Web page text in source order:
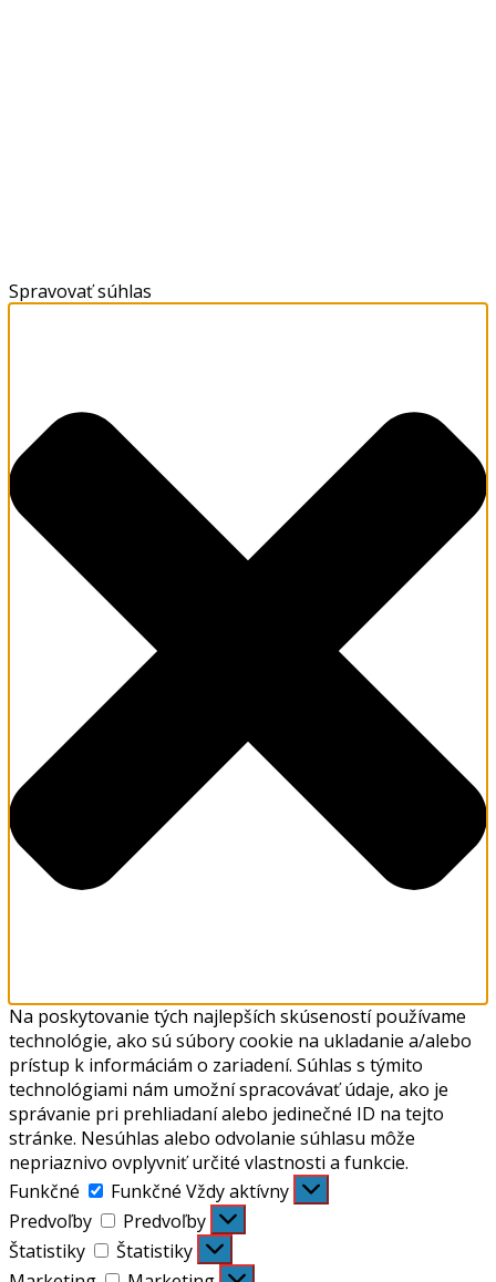
Spravovať súhlas
Na poskytovanie tých najlepších skúseností používame
technológie, ako sú súbory cookie na ukladanie a/alebo
prístup k informáciám o zariadení. Súhlas s týmito
technológiami nám umožní spracovávať údaje, ako je
správanie pri prehliadaní alebo jedinečné ID na tejto
stránke. Nesúhlas alebo odvolanie súhlasu môže
nepriaznivo ovplyvniť určité vlastnosti a funkcie.
Funkčné
Funkčné Vždy aktívny
Predvoľby
Predvoľby
Štatistiky
Štatistiky